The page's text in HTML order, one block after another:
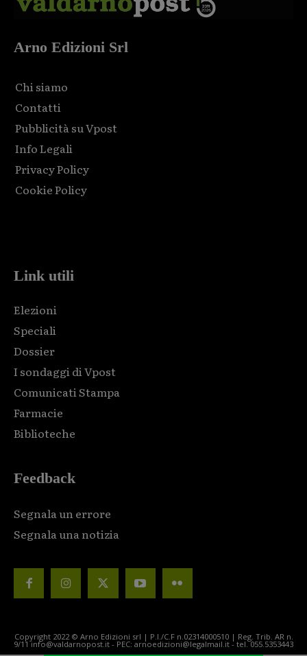
Arno Edizioni Srl
Chi siamo
Contatti
Pubblicità su Vpost
Info Legali
Privacy Policy
Cookie Policy
Link utili
Elezioni
Speciali
Dossier
I sondaggi di Vpost
Comunicati Stampa
Farmacie
Biblioteche
Feedback
Segnala un errore
Segnala una notizia
Copyright 2022 © Arno Edizioni srl | P.I./C.F n.02314000510 | Reg. Trib. AR n.
9/11 info@valdarnopost.it - PEC: arnoedizioni@legalmail.it - tel. 055.5353443